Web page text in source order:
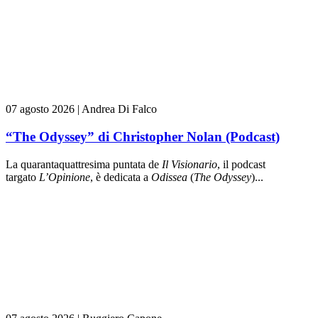
07 agosto 2026 | Andrea Di Falco
“The Odyssey” di Christopher Nolan (Podcast)
La quarantaquattresima puntata de Il Visionario, il podcast
targato L’Opinione, è dedicata a Odissea (The Odyssey)...